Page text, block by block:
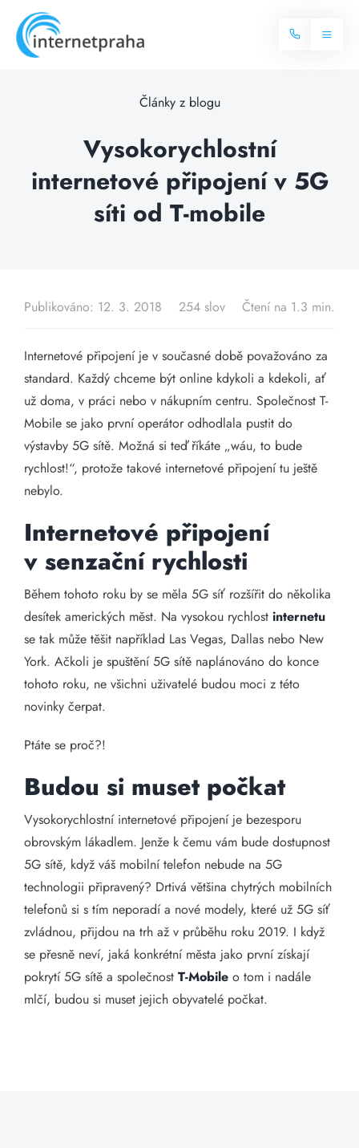
content
Toggle
Balíčky internetu
Více o internetu
Televize
Články z blogu
Vysokorychlostní
internetové připojení v 5G
síti od T-mobile
Publikováno: 12. 3. 2018 254 slov Čtení na 1.3 min.
Internetové připojení je v současné době považováno za
standard. Každý chceme být online kdykoli a kdekoli, ať
už doma, v práci nebo v nákupním centru. Společnost T-
Mobile se jako první operátor odhodlala pustit do
výstavby 5G sítě. Možná si teď říkáte „wáu, to bude
rychlost!“, protože takové internetové připojení tu ještě
nebylo.
Internetové připojení
v senzační rychlosti
Během tohoto roku by se měla 5G síť rozšířit do několika
desítek amerických měst. Na vysokou rychlost internetu
se tak může těšit například Las Vegas, Dallas nebo New
York. Ačkoli je spuštění 5G sítě naplánováno do konce
tohoto roku, ne všichni uživatelé budou moci z této
novinky čerpat.
Ptáte se proč?!
Budou si muset počkat
Vysokorychlostní internetové připojení je bezesporu
obrovským lákadlem. Jenže k čemu vám bude dostupnost
5G sítě, když váš mobilní telefon nebude na 5G
technologii připravený? Drtivá většina chytrých mobilních
telefonů si s tím neporadí a nové modely, které už 5G síť
zvládnou, přijdou na trh až v průběhu roku 2019. I když
se přesně neví, jaká konkrétní města jako první získají
pokrytí 5G sítě a společnost T-Mobile o tom i nadále
mlčí, budou si muset jejich obyvatelé počkat.